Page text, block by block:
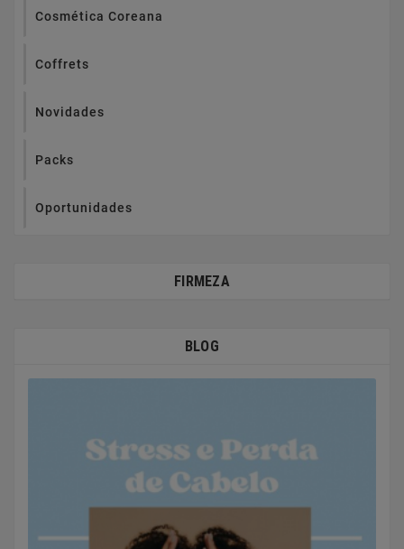
Cosmética Coreana
Coffrets
Novidades
Packs
Oportunidades
FIRMEZA
BLOG